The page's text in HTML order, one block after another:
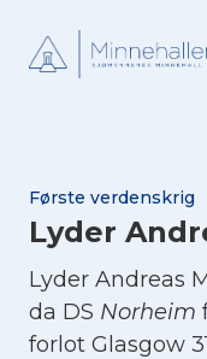
Første verdenskrig
Lyder
Lyder Andreas
da DS Norheim
forlot Glasgow